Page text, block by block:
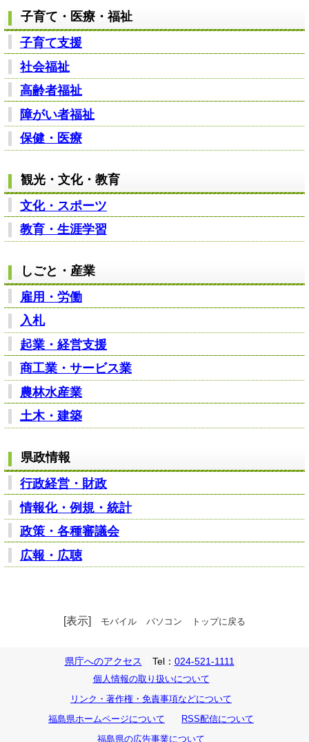
子育て・医療・福祉
子育て支援
社会福祉
高齢者福祉
障がい者福祉
保健・医療
観光・文化・教育
文化・スポーツ
教育・生涯学習
しごと・産業
雇用・労働
入札
起業・経営支援
商工業・サービス業
農林水産業
土木・建築
県政情報
行政経営・財政
情報化・例規・統計
政策・各種審議会
広報・広聴
[表示] モバイル パソコン トップに戻る
県庁へのアクセス Tel： 024-521-1111
個人情報の取り扱いについて
リンク・著作権・免責事項などについて
福島県ホームページについて
RSS配信について
福島県の広告事業について